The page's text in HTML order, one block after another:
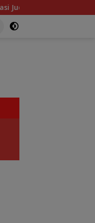
Brahrang Binjai